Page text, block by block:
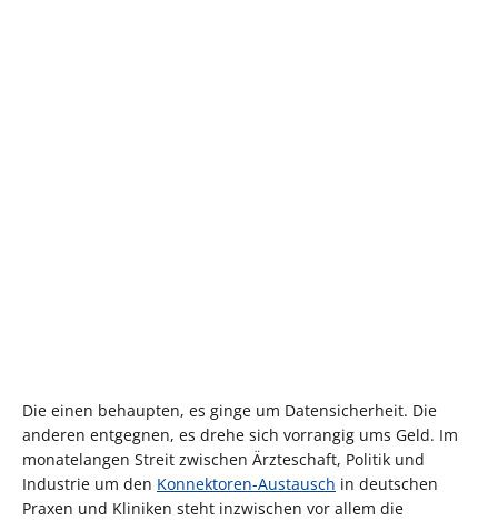
Die einen behaupten, es ginge um Datensicherheit. Die
anderen entgegnen, es drehe sich vorrangig ums Geld. Im
monatelangen Streit zwischen Ärzteschaft, Politik und
Industrie um den Konnektoren-Austausch in deutschen
Praxen und Kliniken steht inzwischen vor allem die